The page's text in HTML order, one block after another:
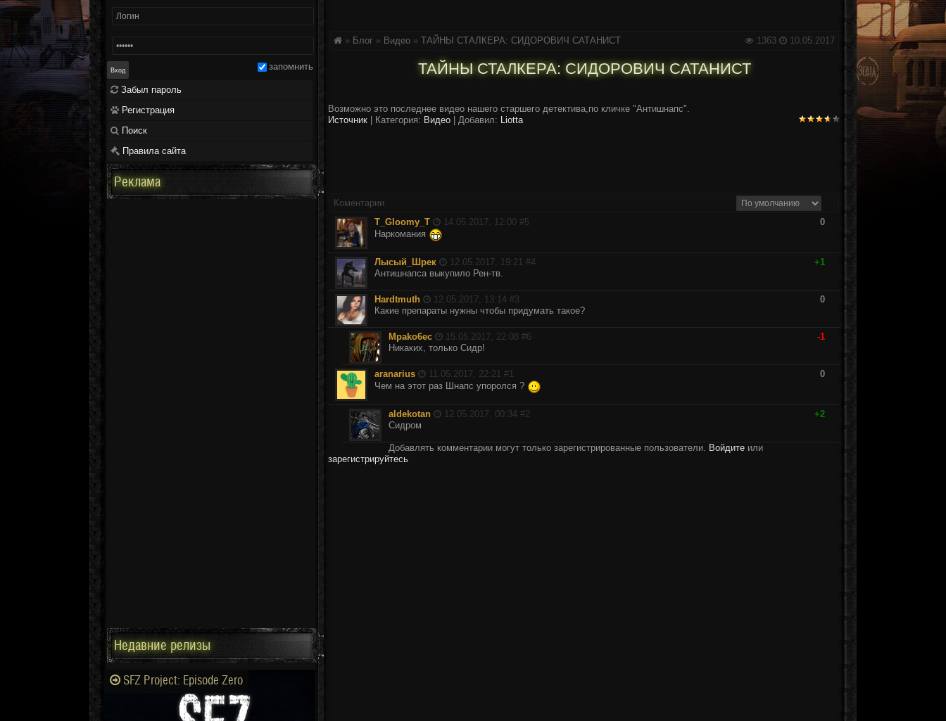
1363 10.05.2017
» Блог » Видео » ТАЙНЫ СТАЛКЕРА: СИДОРОВИЧ САТАНИСТ
ТАЙНЫ СТАЛКЕРА: СИДОРОВИЧ САТАНИСТ
Возможно это последнее видео нашего старшего детектива,по кличке "Антишнапс".
Источник
Категория: Видео | Добавил: Liotta
Коментарии
T_Gloomy_T
14.05.2017, 12:00 #5
0
Наркомания
Лысый_Шрек 12.05.2017, 19:21 #4
+1
Антишнапса выкупило Рен-тв.
Hardtmuth 12.05.2017, 13:14 #3
0
Какие препараты нужны чтобы придумать такое?
Mpako6ec 15.05.2017, 22:08 #6
-1
Никаких, только Сидр!
aranarius 11.05.2017, 22:21 #1
0
Чем на этот раз Шнапс упоролся ?
aldekotan 12.05.2017, 00:34 #2
+2
Сидром
Добавлять комментарии могут только зарегистрированные пользователи. Войдите или
зарегистрируйтесь
запомнить
Забыл пароль
Регистрация
Поиск
Правила сайта
Реклама
Недавние релизы
SFZ Project: Episode Zero